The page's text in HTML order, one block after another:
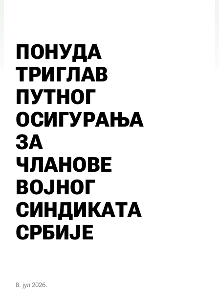
ПОНУДА
ТРИГЛАВ
ПУТНОГ
ОСИГУРАЊА
ЗА
ЧЛАНОВЕ
ВОЈНОГ
СИНДИКАТА
СРБИЈЕ
8. јул 2026.